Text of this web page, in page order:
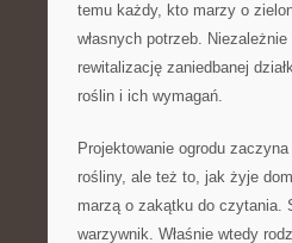
temu każdy, kto marzy o
własnych potrzeb.
rewitalizację zaniedbanej
roślin i ich wymagań.
Projektowanie ogrodu
rośliny, ale też to, jak żyje
marzą o zakątku do czytania.
warzywnik. Właśnie wtedy